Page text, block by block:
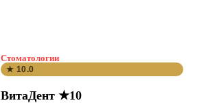
Стоматологии
★ 10.0
ВитаДент ★10